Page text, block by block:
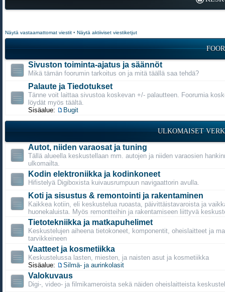
Näytä vastaamattomat viestit • Näytä aktiiviset viestiketjut
Sivuston toiminta-ajatus ja säännöt
Mikä tämän foorumin tarkoitus on ja mitä täällä saa tehdä?
Palaute ja Tiedotukset
Tänne voit laittaa sivustoa koskevan +/- palautteen. Foorumia
löydät myös täältä.
Sisäalue:
Bugit
ULKOMAISET
Autot, niiden varaosat ja tuning
Tällä alueella keskustellaan mm. autojen ja niiden varaosien
ulkomailta.
Kodin elektroniikka ja kodinkoneet
Hifistelyä Digiboxista kuivausrumpuun navigaattorin avulla.
Koti ja sisustus & remontointi ja rakentaminen
Kaikkea kotiin, eli keskustelua ruoasta, päivittäistavaroista ja
huonekaluista. Myös remontteihin ja rakentamiseen liittyvä
Tietotekniikka ja matkapuhelimet
Keskustelujen aiheena tietokoneet, komponentit, oheislaitteet ja
tarvikkeineen
Vaatteet ja kosmetiikka
Keskustelussa lasten, miesten, ja naisten asut ja kosmetiikka
Sisäalue:
Silmä- ja aurinkolasit
Valokuvaus
Digi-, video- ja filmikameroista sekä näiden oheislaitteista